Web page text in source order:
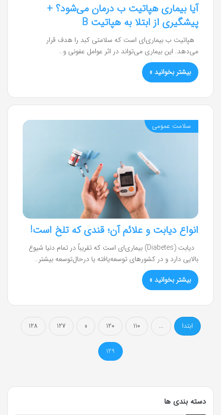
آیا بیماری هپاتیت ب درمان می‌شود؟ +
پیشگیری از ابتلا به هپاتیت B
هپاتیت ب بیماری‌ای است که سلامتی کبد را هدف قرار
می‌دهد. این بیماری می‌تواند در اثر عوامل عفونی و…
بیشتر بخوانید »
سلامت عمومی
انواع دیابت و علائم آن؛ قندی که تلخ است!
دیابت (Diabetes) بیماری‌ای است که تقریباً در تمام دنیا شیوع
بالایی دارد و در کشورهای توسعه‌یافته یا درحال‌توسعه بیشتر…
بیشتر بخوانید »
ابتدا ...
110
120
«
127
128
129
دسته بندی ها